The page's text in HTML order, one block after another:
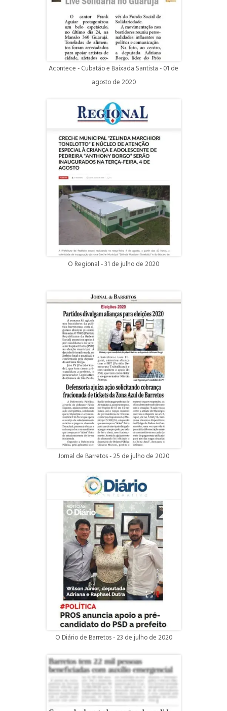
Acontece - Cubatão e Baixada Santista - 01 de
agosto de 2020
O Regional - 31 de julho de 2020
Jornal de Barretos - 25 de julho de 2020
O Diário de Barretos - 23 de julho de 2020